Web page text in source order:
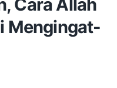
Cara Allah
Mengingat-